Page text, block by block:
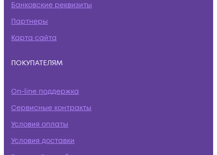
Банковские реквизиты
Партнеры
Карта сайта
ПОКУПАТЕЛЯМ
On-line поддержка
Сервисные контракты
Условия оплаты
Условия доставки